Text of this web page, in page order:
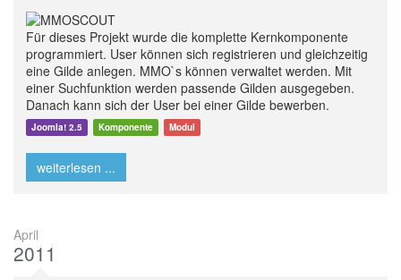
Für dieses Projekt wurde die komplette Kernkomponente
programmiert. User können sich registrieren und gleichzeitig
eine Gilde anlegen. MMO`s können verwaltet werden. Mit
einer Suchfunktion werden passende Gilden ausgegeben.
Danach kann sich der User bei einer Gilde bewerben.
Joomla! 2.5 Komponente Modul
weiterlesen ...
April
2011